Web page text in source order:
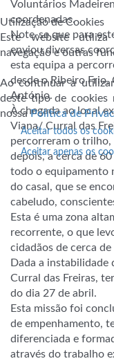
Voluntários
coordenadas.
Note-se que para
enviou diversas
esta equipa a
desde o Ribeiro Frio,
António.
À chegada ao local
Viana/ Curral das
percorreram o trilho,
depois, a cerca de
todo o equipamento
do casal, que se
cabeludo,
Esta é uma zona
recorrente, o que
cidadãos de cerca de
Dada a instabilidade
Curral das Freiras,
do dia 27 de abril.
Esta missão foi
de empenhamento,
diferenciada e
através do trabalho
Utilização de Cookies
Este website
navegação e outras
Ao continuar a
deste tipo de cookies
nossaPolítica de
Aceitar todos os
Aceitar apenas os